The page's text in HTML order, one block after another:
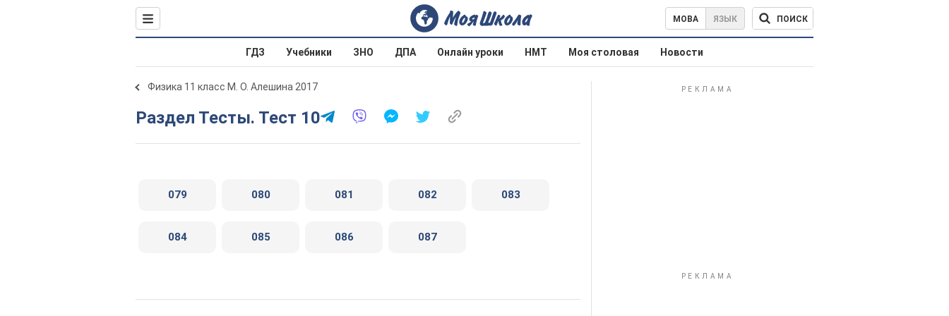
МОВА ЯЗЫК ПОИСК
ГДЗ Учебники ЗНО ДПА Онлайн уроки НМТ Моя столовая Новости
Физика 11 класс М. О. Алешина 2017
Раздел Тесты. Тест 10
079 080 081 082 083
084 085 086 087